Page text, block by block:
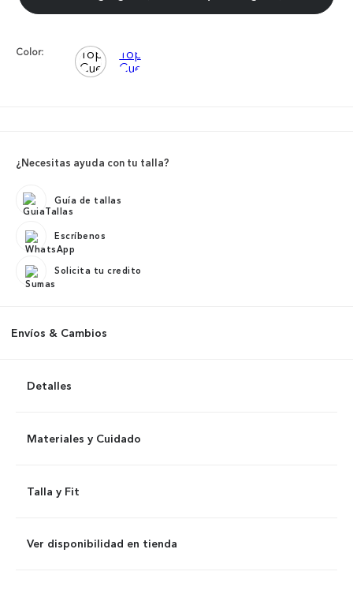
Color:
¿Necesitas ayuda con tu talla?
Guía de tallas
Escríbenos
Solicita tu credito
Envíos & Cambios
Detalles
Materiales y Cuidado
Talla y Fit
Ver disponibilidad en tienda